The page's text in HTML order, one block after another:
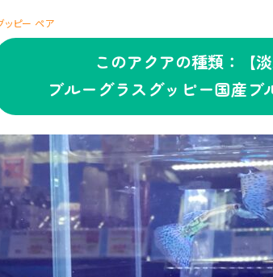
ッピー ペア
このアクアの種類：【
ブルーグラスグッピー国産